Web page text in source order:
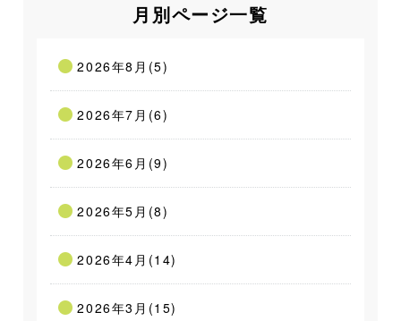
月別ページ一覧
2026年8月(5)
2026年7月(6)
2026年6月(9)
2026年5月(8)
2026年4月(14)
2026年3月(15)